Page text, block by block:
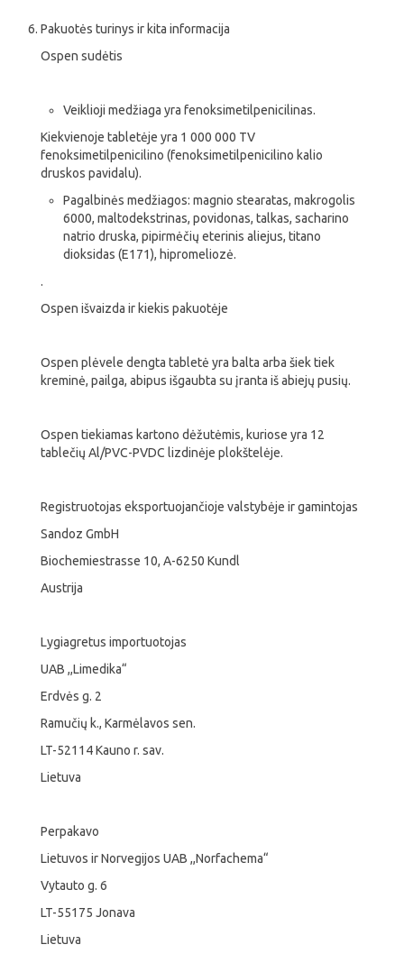
Pakuotės turinys ir kita informacija
Ospen sudėtis
Veiklioji medžiaga yra fenoksimetilpenicilinas.
Kiekvienoje tabletėje yra 1 000 000 TV
fenoksimetilpenicilino (fenoksimetilpenicilino kalio
druskos pavidalu).
Pagalbinės medžiagos: magnio stearatas, makrogolis
6000, maltodekstrinas, povidonas, talkas, sacharino
natrio druska, pipirmėčių eterinis aliejus, titano
dioksidas (E171), hipromeliozė.
.
Ospen išvaizda ir kiekis pakuotėje
Ospen plėvele dengta tabletė yra balta arba šiek tiek
kreminė, pailga, abipus išgaubta su įranta iš abiejų pusių.
Ospen tiekiamas kartono dėžutėmis, kuriose yra 12
tablečių Al/PVC-PVDC lizdinėje plokštelėje.
Registruotojas eksportuojančioje valstybėje ir gamintojas
Sandoz GmbH
Biochemiestrasse 10, A-6250 Kundl
Austrija
Lygiagretus importuotojas
UAB ,,Limedika“
Erdvės g. 2
Ramučių k., Karmėlavos sen.
LT-52114 Kauno r. sav.
Lietuva
Perpakavo
Lietuvos ir Norvegijos UAB ,,Norfachema“
Vytauto g. 6
LT-55175 Jonava
Lietuva